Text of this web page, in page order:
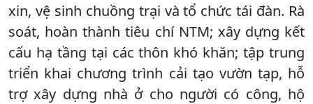
xin, vệ sinh chuồng trại và tổ chức tái đàn. Rà
soát, hoàn thành tiêu chí NTM; xây dựng kết
cấu hạ tầng tại các thôn khó khăn; tập trung
triển khai chương trình cải tạo vườn tạp, hỗ
trợ xây dựng nhà ở cho người có công, hộ